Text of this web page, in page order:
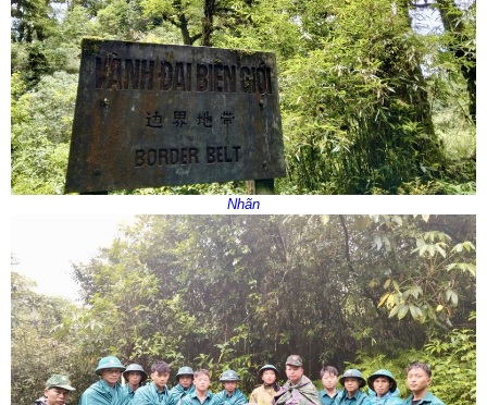
Nhãn
Số: 42/TB-UBND
(THÔNG BÁO Địa chỉ trụ sở, đường dây nóng hỗ trợ,
hướng dẫn giải đáp phản ánh, kiến nghị cá nhân, tổ chức về
thực hiện thủ tục hành chính và cung cấp dịch vụ công của Ủy
ban nhân dân xã Dào San)
Ngày ban hành: (13/07/2026)
Số:1653/TB-UBND
Tên:(THÔNG BÁO Thực hiện kế hoạch và tiếp nhận hồ sơ tiểu
dự án 1 dự án 9 thuộc Chương trình MTQG phát triển kinh tế xã
hội vùng đồng bào dân tộc thiểu số và miền núi năm 2026 trên